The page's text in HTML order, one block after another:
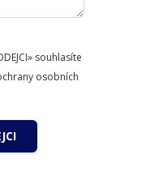
souhlasíte
osobních